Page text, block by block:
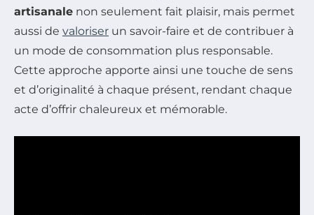
artisanale non seulement fait plaisir, mais permet
aussi de valoriser un savoir-faire et de contribuer à
un mode de consommation plus responsable.
Cette approche apporte ainsi une touche de sens
et d’originalité à chaque présent, rendant chaque
acte d’offrir chaleureux et mémorable.